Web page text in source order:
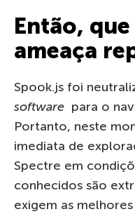
Então,
ameaça
Spook.js foi
software para o
Portanto, neste
imediata de
Spectre em
conhecidos são
exigem as